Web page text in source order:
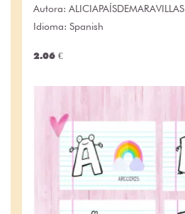
Autora: ALICIAPAÍSDEMARAVILLAS
Idioma: Spanish
2.06 €